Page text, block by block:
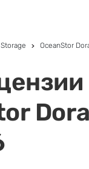
OceanStor